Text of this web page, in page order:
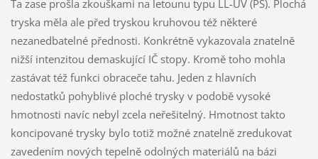
Ta zase prošla zkouškami na letounu typu LL-UV (PS). Plochá
tryska měla ale před tryskou kruhovou též některé
nezanedbatelné přednosti. Konkrétně vykazovala znatelně
nižší intenzitou demaskující IČ stopy. Kromě toho mohla
zastávat též funkci obraceče tahu. Jeden z hlavních
nedostatků pohyblivé ploché trysky v podobě vysoké
hmotnosti navíc nebyl zcela neřešitelný. Hmotnost takto
koncipované trysky bylo totiž možné znatelně zredukovat
zavedením nových tepelně odolných materiálů na bázi